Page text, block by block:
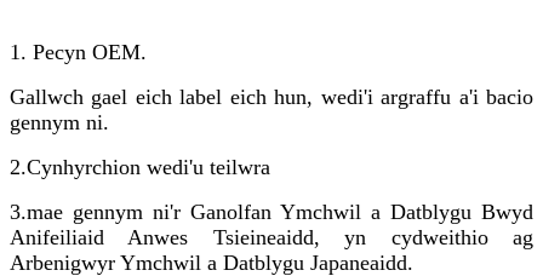
1. Pecyn OEM.
Gallwch gael eich label eich hun, wedi'i argraffu a'i bacio
gennym ni.
2.Cynhyrchion wedi'u teilwra
3.mae gennym ni'r Ganolfan Ymchwil a Datblygu Bwyd
Anifeiliaid Anwes Tsieineaidd, yn cydweithio ag
Arbenigwyr Ymchwil a Datblygu Japaneaidd.